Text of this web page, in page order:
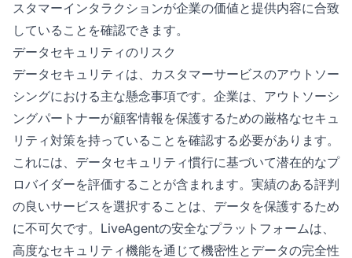
スタマーインタラクションが企業の価値と提供内容に合致
していることを確認できます。
データセキュリティのリスク
データセキュリティは、カスタマーサービスのアウトソー
シングにおける主な懸念事項です。企業は、アウトソーシ
ングパートナーが顧客情報を保護するための厳格なセキュ
リティ対策を持っていることを確認する必要があります。
これには、データセキュリティ慣行に基づいて潜在的なプ
ロバイダーを評価することが含まれます。実績のある評判
の良いサービスを選択することは、データを保護するため
に不可欠です。LiveAgentの安全なプラットフォームは、
高度なセキュリティ機能を通じて機密性とデータの完全性